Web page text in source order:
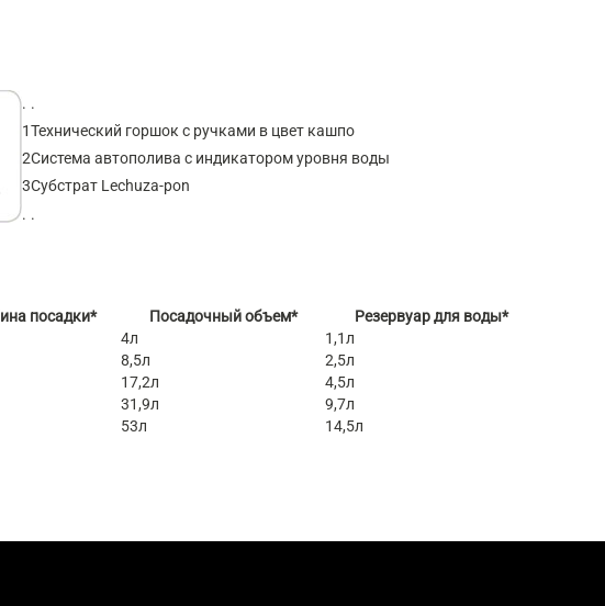
. .
1Технический горшок с ручками в цвет кашпо
2Система автополива с индикатором уровня воды
3Субстрат Lechuza-pon
. .
посадки* Посадочный объем*
Резервуар для воды*
4л
1,1л
8,5л
2,5л
17,2л
4,5л
31,9л
9,7л
53л 14,5л